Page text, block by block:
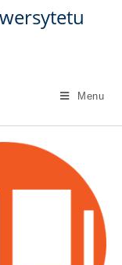
Menu